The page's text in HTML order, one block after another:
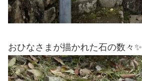
おひなさまが描かれた石の数々✨